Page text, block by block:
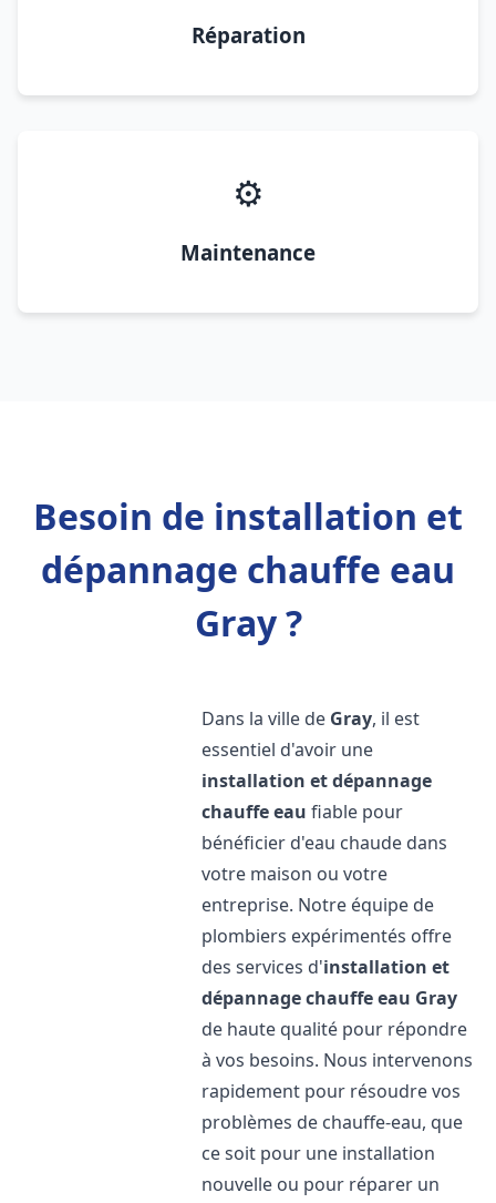
Réparation
⚙️
Maintenance
Besoin de installation et
dépannage chauffe eau
Gray ?
Dans la ville de Gray, il est
essentiel d'avoir une
installation et dépannage
chauffe eau fiable pour
bénéficier d'eau chaude dans
votre maison ou votre
entreprise. Notre équipe de
plombiers expérimentés offre
des services d'installation et
dépannage chauffe eau Gray
de haute qualité pour répondre
à vos besoins. Nous intervenons
rapidement pour résoudre vos
problèmes de chauffe-eau, que
ce soit pour une installation
nouvelle ou pour réparer un